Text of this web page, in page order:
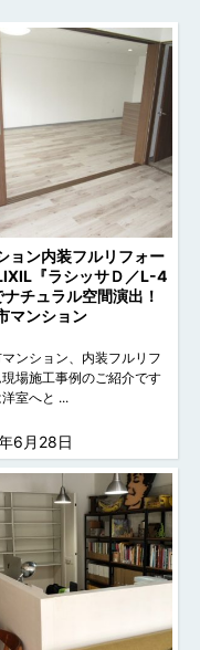
ョン内装フルリフォー
『ラシッサＤ／L-4
チュラル空間演出！
マンション
ンション、内装フルリフ
現場施工事例のご紹介です
室へと ...
6月28日